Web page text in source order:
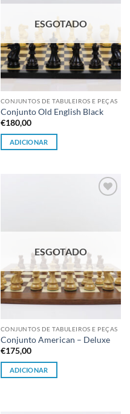
ESGOTADO
CONJUNTOS DE TABULEIROS E PEÇAS
Conjunto Old English Black
€180,00
ADICIONAR
ESGOTADO
CONJUNTOS DE TABULEIROS E PEÇAS
Conjunto American – Deluxe
€175,00
ADICIONAR